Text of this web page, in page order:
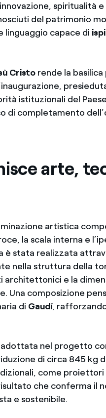
spiritualità
del patrimonio
linguaggio capace di
Cristo rende la
istituzionali del
di completamento
arte,
artistica
la scala interna e
è stata realizzata
nella struttura della
e la
Una composizione
di Gaudí,
nel progetto
di circa 845 kg
come proiettori
che conferma il
e sostenibile.